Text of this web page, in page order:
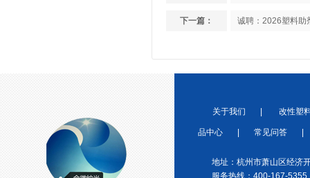
下一篇： 诚聘：2026塑料助
关于我们 改性塑
品中心 常见问答
地址：杭州市萧山区经济
服务热线：400-167-5355